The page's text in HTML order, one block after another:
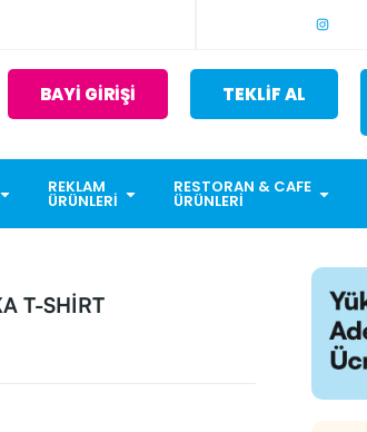
BAYİ GİRİŞİ TEKLİF AL
REKLAM
ÜRÜNLERI
RESTORAN & CAFE
ÜRÜNLERI
T-SHİRT